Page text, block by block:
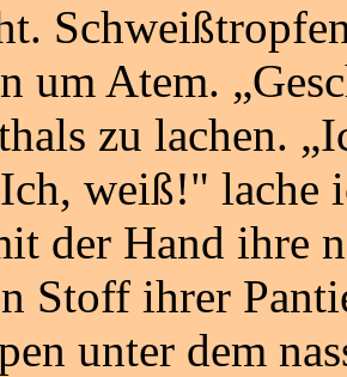
um Atem.
zu lachen.
weiß!" lache
der Hand ihre
Stoff ihrer
unter dem